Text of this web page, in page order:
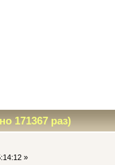
171367 раз)
»